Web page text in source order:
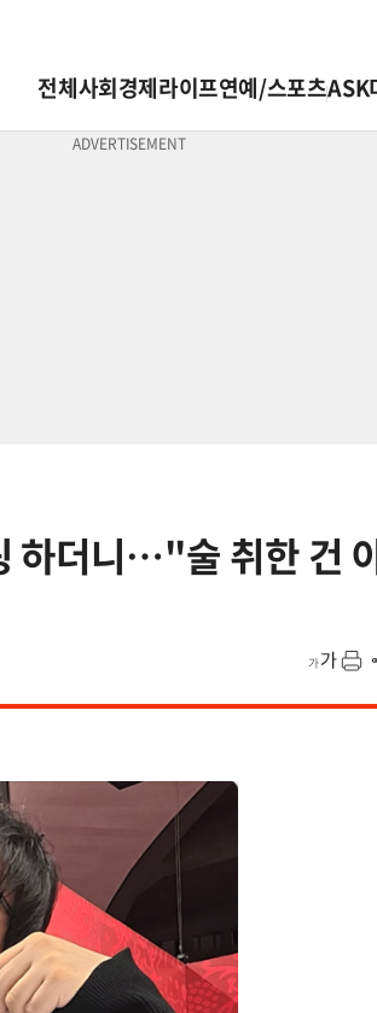
전체사회경제라이프연예/스포츠ASK
하더니…"술 취한 건